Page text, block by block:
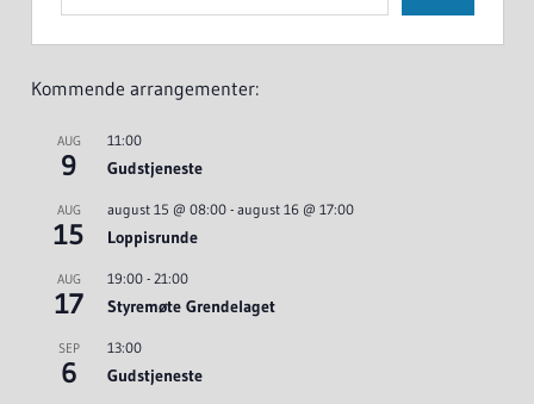
Kommende arrangementer:
AUG
9
11:00
Gudstjeneste
AUG
15
august 15 @ 08:00- august 16 @ 17:00
Loppisrunde
AUG
17
19:00- 21:00
Styremøte Grendelaget
SEP
6
13:00
Gudstjeneste